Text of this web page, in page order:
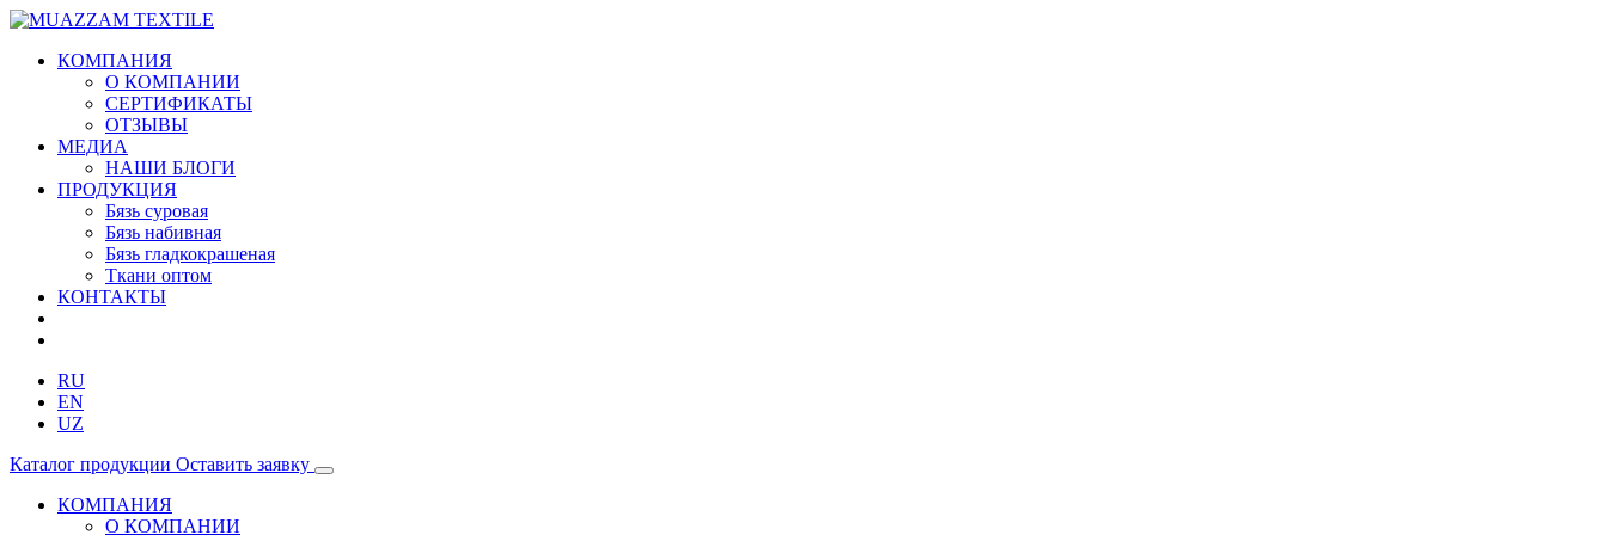
КОМПАНИЯ
О КОМПАНИИ
СЕРТИФИКАТЫ
ОТЗЫВЫ
МЕДИА
НАШИ БЛОГИ
ПРОДУКЦИЯ
Бязь суровая
Бязь набивная
Бязь гладкокрашеная
Ткани оптом
КОНТАКТЫ
RU
EN
UZ
Каталог продукции Оставить заявку
КОМПАНИЯ
О КОМПАНИИ